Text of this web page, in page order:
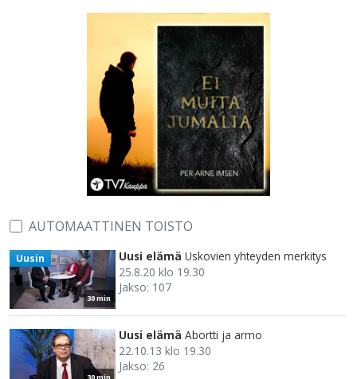
AUTOMAATTINEN TOISTO
30 min
Uusin Uusi elämä Uskovien yhteyden merkitys
25.8.20 klo 19.30
Jakso: 107
Uusi elämä Abortti ja armo
22.10.13 klo 19.30
Jakso: 26